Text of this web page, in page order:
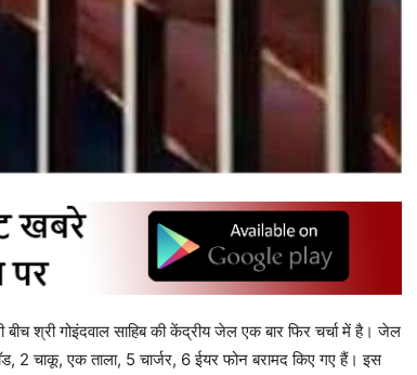
श्री गोइंदवाल साहिब की केंद्रीय जेल एक बार फिर चर्चा में है। जेल
2 चाकू, एक ताला, 5 चार्जर, 6 ईयर फोन बरामद किए गए हैं। इस